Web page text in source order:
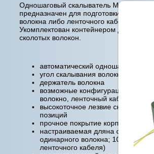
Одношаговый скалыватель MAX CI-03,
предназначен для подготовки
волокна либо ленточного кабеля к
Укомплектован контейнером для
сколотых волокон.
автоматический одношаговый
угол скалывания волокна 90
держатель волокна
возможные конфигурации:
волокно, ленточный кабель
высокоточное лезвие
позиций
прочное покрытие корпуса
настраиваемая дляна скола
одинарного волокна; 10 мм для
ленточного кабеля)